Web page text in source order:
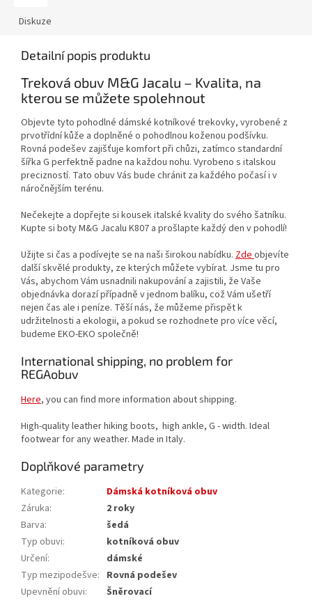
Diskuze
Detailní popis produktu
Treková obuv M&G Jacalu – Kvalita, na
kterou se můžete spolehnout
Objevte tyto pohodlné dámské kotníkové trekovky, vyrobené z
prvotřídní kůže a doplněné o pohodlnou koženou podšívku.
Rovná podešev zajišťuje komfort při chůzi, zatímco standardní
šířka G perfektně padne na každou nohu. Vyrobeno s italskou
precizností. Tato obuv Vás bude chránit za každého počasí i v
náročnějším terénu.
Nečekejte a dopřejte si kousek italské kvality do svého šatníku.
Kupte si boty M&G Jacalu K807 a prošlapte každý den v pohodlí!
Užijte si čas a podívejte se na naši širokou nabídku. Zdeobjevíte
další skvělé produkty, ze kterých můžete vybírat. Jsme tu pro
Vás, abychom Vám usnadnili nakupování a zajistili, že Vaše
objednávka dorazí případně v jednom balíku, což Vám ušetří
nejen čas ale i peníze. Těší nás, že můžeme přispět k
udržitelnosti a ekologii, a pokud se rozhodnete pro více věcí,
budeme EKO-EKO společně!
International shipping, no problem for
REGAobuv
Here, you can find more information about shipping.
High-quality leather hiking boots, high ankle, G - width. Ideal
footwear for any weather. Made in Italy.
Doplňkové parametry
Kategorie:
Dámská kotníková obuv
Záruka:
2 roky
Barva:
šedá
Typ obuvi:
kotníková obuv
Určení:
dámské
Typ mezipodešve: Rovná podešev
Upevnění obuvi:
Šněrovací